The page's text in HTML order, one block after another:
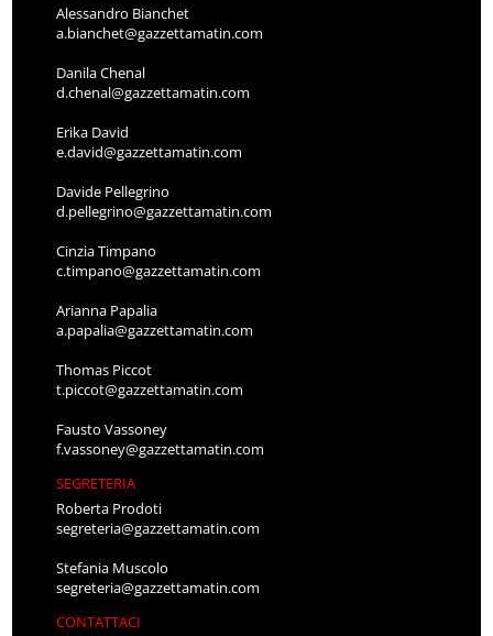
Alessandro Bianchet
a.bianchet@gazzettamatin.com
Danila Chenal
d.chenal@gazzettamatin.com
Erika David
e.david@gazzettamatin.com
Davide Pellegrino
d.pellegrino@gazzettamatin.com
Cinzia Timpano
c.timpano@gazzettamatin.com
Arianna Papalia
a.papalia@gazzettamatin.com
Thomas Piccot
t.piccot@gazzettamatin.com
Fausto Vassoney
f.vassoney@gazzettamatin.com
SEGRETERIA
Roberta Prodoti
segreteria@gazzettamatin.com
Stefania Muscolo
segreteria@gazzettamatin.com
CONTATTACI